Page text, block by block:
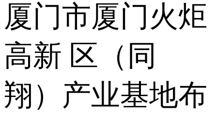
厦门市厦门火炬
高新 区（同
翔）产业基地布